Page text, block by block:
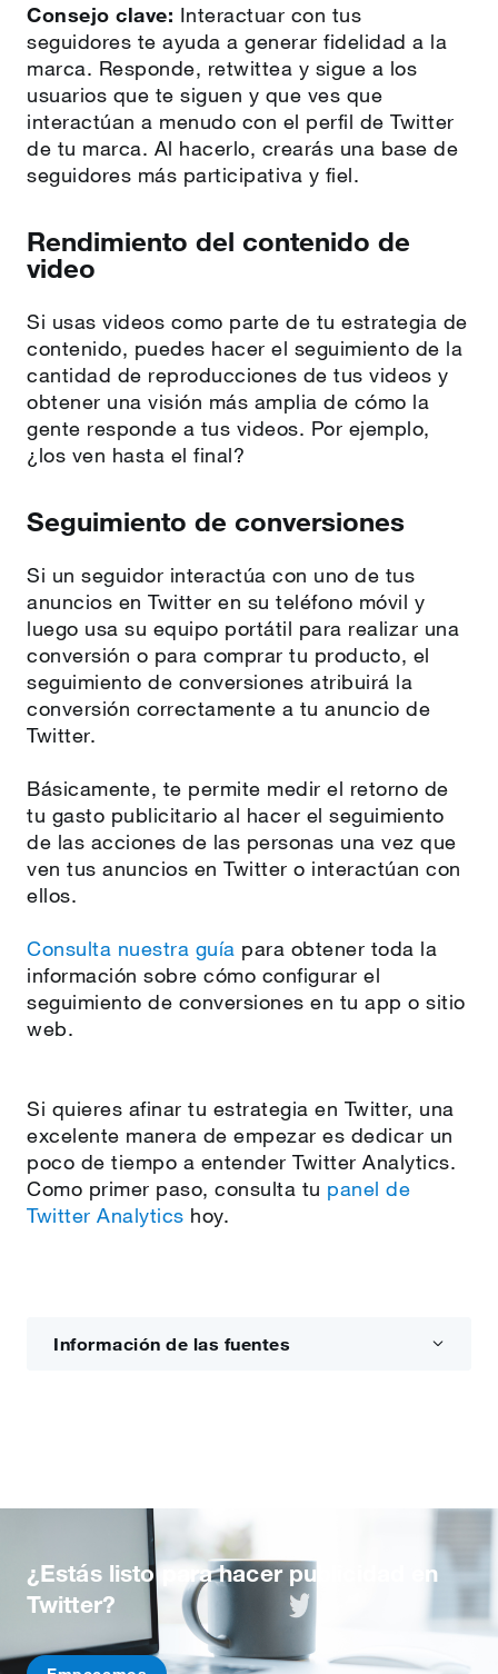
Consejo clave: Interactuar con tus
seguidores te ayuda a generar fidelidad a la
marca. Responde, retwittea y sigue a los
usuarios que te siguen y que ves que
interactúan a menudo con el perfil de Twitter
de tu marca. Al hacerlo, crearás una base de
seguidores más participativa y fiel.
Rendimiento del contenido de
video
Si usas videos como parte de tu estrategia de
contenido, puedes hacer el seguimiento de la
cantidad de reproducciones de tus videos y
obtener una visión más amplia de cómo la
gente responde a tus videos. Por ejemplo,
¿los ven hasta el final?
Seguimiento de conversiones
Si un seguidor interactúa con uno de tus
anuncios en Twitter en su teléfono móvil y
luego usa su equipo portátil para realizar una
conversión o para comprar tu producto, el
seguimiento de conversiones atribuirá la
conversión correctamente a tu anuncio de
Twitter.
Básicamente, te permite medir el retorno de
tu gasto publicitario al hacer el seguimiento
de las acciones de las personas una vez que
ven tus anuncios en Twitter o interactúan con
ellos.
Consulta nuestra guía para obtener toda la
información sobre cómo configurar el
seguimiento de conversiones en tu app o sitio
web.
Si quieres afinar tu estrategia en Twitter, una
excelente manera de empezar es dedicar un
poco de tiempo a entender Twitter Analytics.
Como primer paso, consulta tu panel de
Twitter Analytics hoy.
Información de las fuentes
¿Estás listo para hacer publicidad en
Twitter?